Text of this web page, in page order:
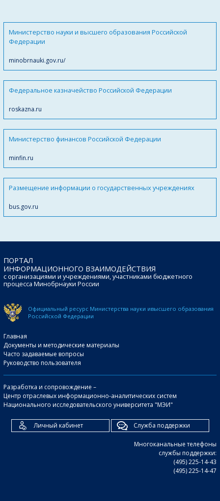
Министерство науки и высшего образования Российской
Федерации
minobrnauki.gov.ru/
Федеральное казначейство Российской Федерации
roskazna.ru
Министерство финансов Российской Федерации
minfin.ru
Размещение информации о государственных учреждениях
bus.gov.ru
ПОРТАЛ
ИНФОРМАЦИОННОГО ВЗАИМОДЕЙСТВИЯ
с организациями и учреждениями, участниками бюджетного
процесса Минобрнауки России
Официальный ресурс Министерства науки ивысшего образования
Российской Федерации
Главная
Документы и методические материалы
Часто задаваемые вопросы
Руководство пользователя
Разработка и сопровождение –
Центр отраслевых информационно-аналитических систем
Национального исследовательского университета "МЭИ"
Личный кабинет Служба поддержки
Многоканальные телефоны
службы поддержки:
(495) 225-14-43
(495) 225-14-47